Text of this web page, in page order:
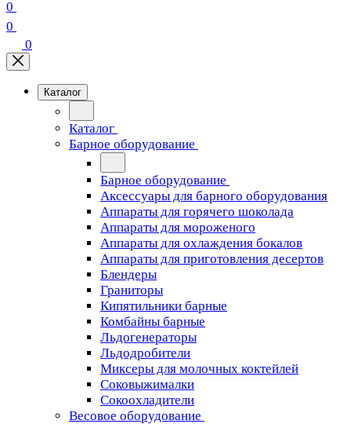
0
0
0
Каталог
Каталог
Барное оборудование
Барное оборудование
Аксессуары для барного оборудования
Аппараты для горячего шоколада
Аппараты для мороженого
Аппараты для охлаждения бокалов
Аппараты для приготовления десертов
Блендеры
Граниторы
Кипятильники барные
Комбайны барные
Льдогенераторы
Льдодробители
Миксеры для молочных коктейлей
Соковыжималки
Сокоохладители
Весовое оборудование